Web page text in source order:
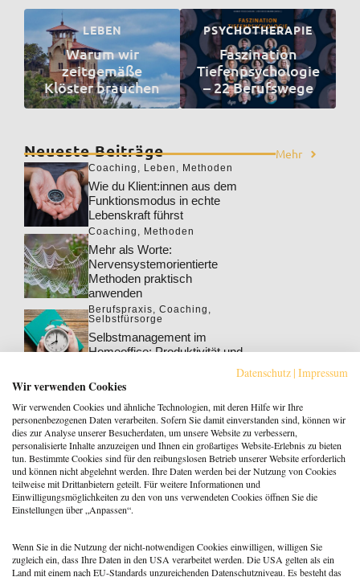
LEBEN
Warum wir
zeitgemäße
Klöster brauchen
PSYCHOTHERAPIE
Faszination
Tiefenpsychologie
– 22 Berufswege
Neueste Beiträge Mehr
Coaching Leben Methoden
Wie du Klient:innen aus dem
Funktionsmodus in echte
Lebenskraft führst
Coaching , Methoden
Mehr als Worte:
Nervensystemorientierte
Methoden praktisch
anwenden
Berufspraxis, Coaching ,
Selbstfürsorge
Selbstmanagement im
Homeoffice: Produktivität und
Berufspraxis
Klarheit gewinnt: Gebucht
werden als Coach:in im KI-
Zeitalter
Berufspraxis
Patientenrechtegesetz: 5
typische Irrtümer im Fakten-
Check
Coaching
falschen Fragen? Zeit für ein
Repertoire-Update
Datenschutz | Impressum
Wir verwenden Cookies
Wir verwenden Cookies und ähnliche Technologien, mit deren Hilfe wir Ihre
personenbezogenen Daten verarbeiten. Sofern Sie damit einverstanden sind, können wir
dies zur Analyse unserer Besucherdaten, um unsere Website zu verbessern,
personalisierte Inhalte anzuzeigen und Ihnen ein großartiges Website-Erlebnis zu bieten
tun. Bestimmte Cookies sind für den reibungslosen Betrieb unserer Website erforderlich
und können nicht abgelehnt werden. Ihre Daten werden bei der Nutzung von Cookies
teilweise mit Drittanbietern geteilt. Für weitere Informationen und
Einwilligungsmöglichkeiten zu den von uns verwendeten Cookies öffnen Sie die
Einstellungen über „Anpassen“.
Wenn Sie in die Nutzung der nicht-notwendigen Cookies einwilligen, willigen Sie
zugleich ein, dass Ihre Daten in den USA verarbeitet werden. Die USA gelten als ein
Land mit einem nach EU-Standards unzureichenden Datenschutzniveau. Es besteht das